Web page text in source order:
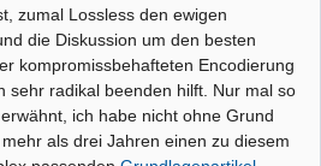
zumal Lossless den ewigen
die Diskussion um den besten
kompromissbehafteten Encodierung
sehr radikal beenden hilft. Nur mal so
ich habe nicht ohne Grund
als drei Jahren einen zu diesem